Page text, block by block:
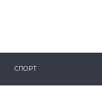
СПОРТ